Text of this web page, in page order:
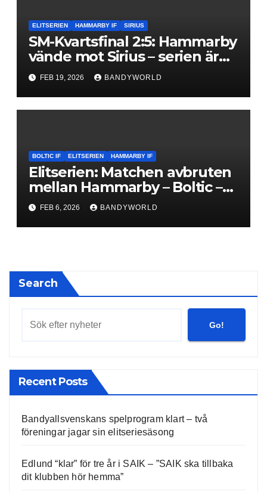
ELITSERIEN HAMMARBY IF SIRIUS
SM-Kvartsfinal 2:5: Hammarby
vände mot Sirius – serien är
kvitterad
FEB 19, 2026 BANDYWORLD
BOLTIC IF ELITSERIEN HAMMARBY IF
Elitserien: Matchen avbruten
mellan Hammarby – Boltic –
Bortasupporter
FEB 6, 2026 BANDYWORLD
Search
Go!
Recent Posts
Bandyallsvenskans spelprogram klart – två
föreningar jagar sin elitseriesäsong
Edlund “klar” för tre år i SAIK – ”SAIK ska tillbaka
dit klubben hör hemma”